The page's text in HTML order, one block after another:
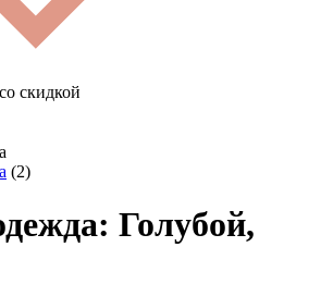
скидкой
(2)
Голубой,